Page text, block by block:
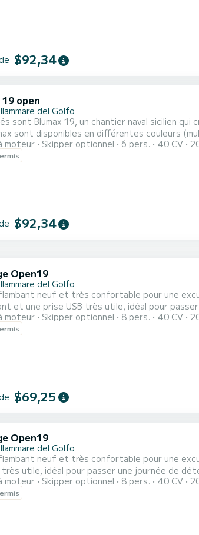
$92,34
open
del Golfo
sont Blumax 19, un chantier naval sicilien
sont disponibles en différentes couleurs
d'une grande proue de bain de soleil avec 2 des coussins de tête, un siège de
confortable situé au centre et un canapé
moteur Skipper optionnel 6 pers. 40 CV
$92,34
Open19
del Golfo
neuf et très confortable pour une
et une prise USB très utile, idéal pour passer
ET DES MASQUES AVEC TUBA
moteur Skipper optionnel 8 pers. 40 CV
$69,25
Open19
del Golfo
neuf et très confortable pour une
utile, idéal pour passer une journée de
AVEC TUBA
moteur Skipper optionnel 8 pers. 40 CV